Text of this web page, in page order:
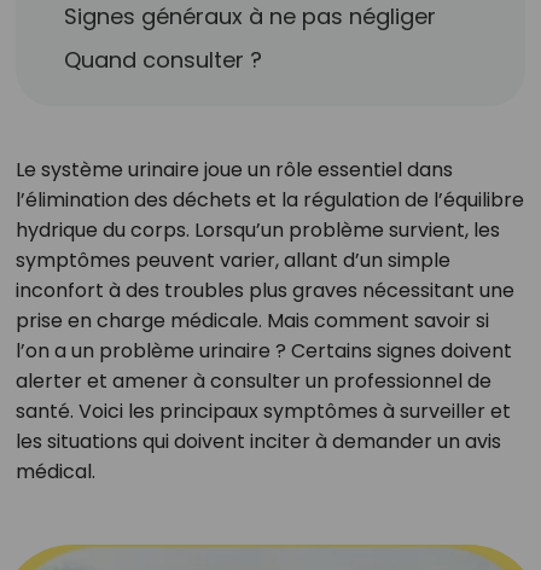
Signes généraux à ne pas négliger
Quand consulter ?
Le système urinaire joue un rôle essentiel dans
l’élimination des déchets et la régulation de l’équilibre
hydrique du corps. Lorsqu’un problème survient, les
symptômes peuvent varier, allant d’un simple
inconfort à des troubles plus graves nécessitant une
prise en charge médicale. Mais comment savoir si
l’on a un problème urinaire ? Certains signes doivent
alerter et amener à consulter un professionnel de
santé. Voici les principaux symptômes à surveiller et
les situations qui doivent inciter à demander un avis
médical.